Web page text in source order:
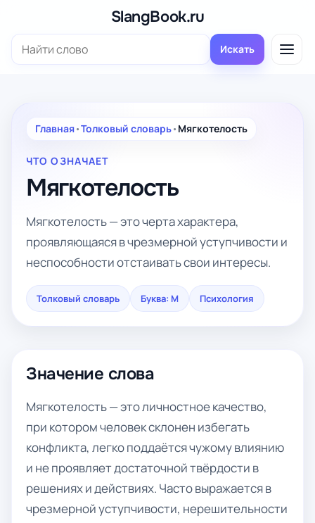
содержимому
SlangBook.ru
Поиск: Искать
Главная•Толковый словарь• Мягкотелость
ЧТО ОЗНАЧАЕТ
Мягкотелость
Мягкотелость — это черта характера,
проявляющаяся в чрезмерной уступчивости и
неспособности отстаивать свои интересы.
Толковый словарь Буква: М Психология
Значение слова
Мягкотелость — это личностное качество,
при котором человек склонен избегать
конфликта, легко поддаётся чужому влиянию
и не проявляет достаточной твёрдости в
решениях и действиях. Часто выражается в
чрезмерной уступчивости, нерешительности